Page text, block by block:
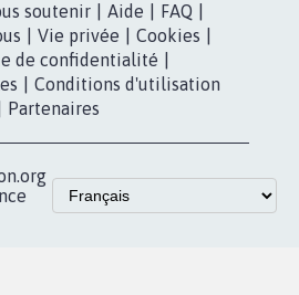
soutenir Aide FAQ
Vie privée Cookies
de confidentialité
Conditions d'utilisation
Partenaires